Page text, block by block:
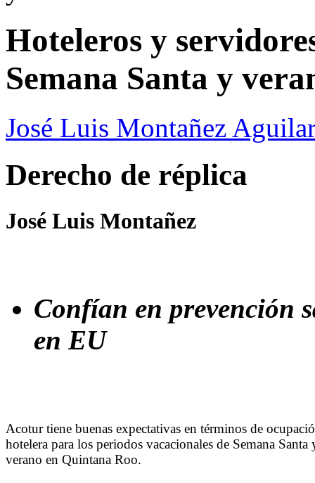
Hoteleros y
Semana Santa y
José Luis Montañez Aguilar
Derecho de réplica
José Luis Montañez
Confían en prevención
en EU
Acotur tiene buenas expectativas en términos de
hotelera para los periodos vacacionales de Semana Santa
verano en Quintana Roo.